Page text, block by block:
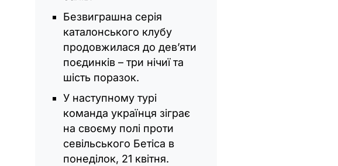
Безвиграшна серія
каталонського клубу
продовжилася до дев’яти
поєдинків – три нічиї та
шість поразок.
У наступному турі
команда українця зіграє
на своєму полі проти
севільського Бетіса в
понеділок, 21 квітня.